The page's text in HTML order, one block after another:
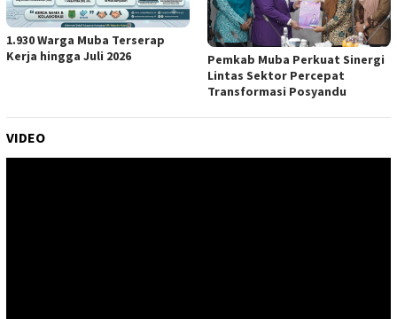
1.930 Warga Muba Terserap
Kerja hingga Juli 2026
Pemkab Muba Perkuat Sinergi
Lintas Sektor Percepat
Transformasi Posyandu
VIDEO